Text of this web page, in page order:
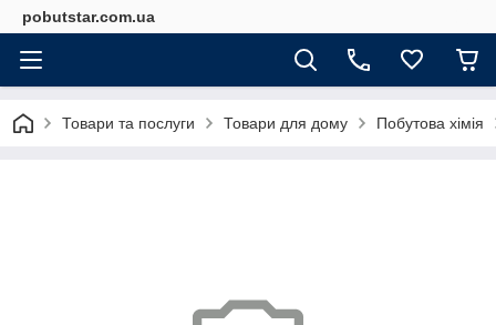
pobutstar.com.ua
Товари та послуги Товари для дому Побутова хімія